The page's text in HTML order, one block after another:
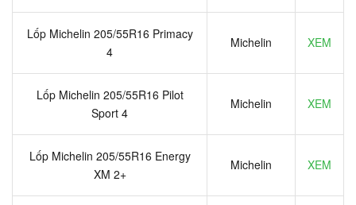
Lốp Michelin 205/55R16 Primacy
4
Michelin XEM
Lốp Michelin 205/55R16 Pilot
Sport 4
Michelin XEM
Lốp Michelin 205/55R16 Energy
XM 2+
Michelin XEM